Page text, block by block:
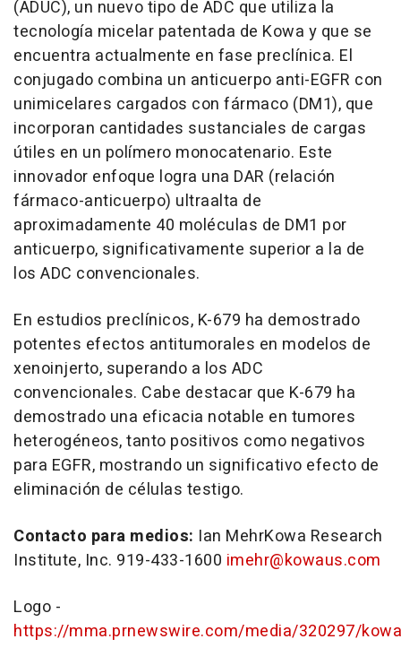
(ADUC), un nuevo tipo de ADC que utiliza la
tecnología micelar patentada de Kowa y que se
encuentra actualmente en fase preclínica. El
conjugado combina un anticuerpo anti-EGFR con
unimicelares cargados con fármaco (DM1), que
incorporan cantidades sustanciales de cargas
útiles en un polímero monocatenario. Este
innovador enfoque logra una DAR (relación
fármaco-anticuerpo) ultraalta de
aproximadamente 40 moléculas de DM1 por
anticuerpo, significativamente superior a la de
los ADC convencionales.
En estudios preclínicos, K-679 ha demostrado
potentes efectos antitumorales en modelos de
xenoinjerto, superando a los ADC
convencionales. Cabe destacar que K-679 ha
demostrado una eficacia notable en tumores
heterogéneos, tanto positivos como negativos
para EGFR, mostrando un significativo efecto de
eliminación de células testigo.
Contacto para medios: Ian MehrKowa Research
Institute, Inc. 919-433-1600 imehr@kowaus.com
Logo -
https://mma.prnewswire.com/media/320297/